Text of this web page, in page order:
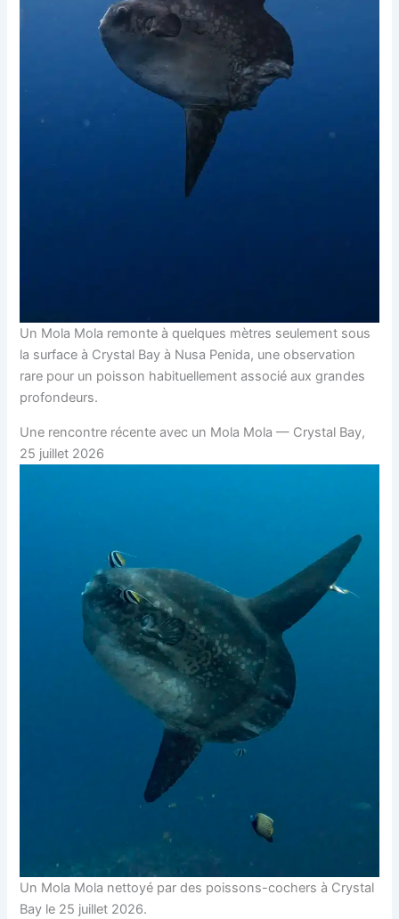
Un Mola Mola remonte à quelques mètres seulement sous
la surface à Crystal Bay à Nusa Penida, une observation
rare pour un poisson habituellement associé aux grandes
profondeurs.
Une rencontre récente avec un Mola Mola — Crystal Bay,
25 juillet 2026
Un Mola Mola nettoyé par des poissons-cochers à Crystal
Bay le 25 juillet 2026.